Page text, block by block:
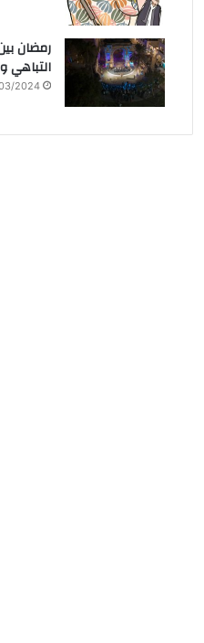
رمضان
التباهي
2024